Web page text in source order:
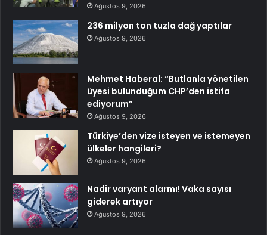
Ağustos 9, 2026
236 milyon ton tuzla dağ yaptılar
Ağustos 9, 2026
Mehmet Haberal: “Butlanla yönetilen
üyesi bulunduğum CHP’den istifa
ediyorum”
Ağustos 9, 2026
Türkiye’den vize isteyen ve istemeyen
ülkeler hangileri?
Ağustos 9, 2026
Nadir varyant alarmı! Vaka sayısı
giderek artıyor
Ağustos 9, 2026